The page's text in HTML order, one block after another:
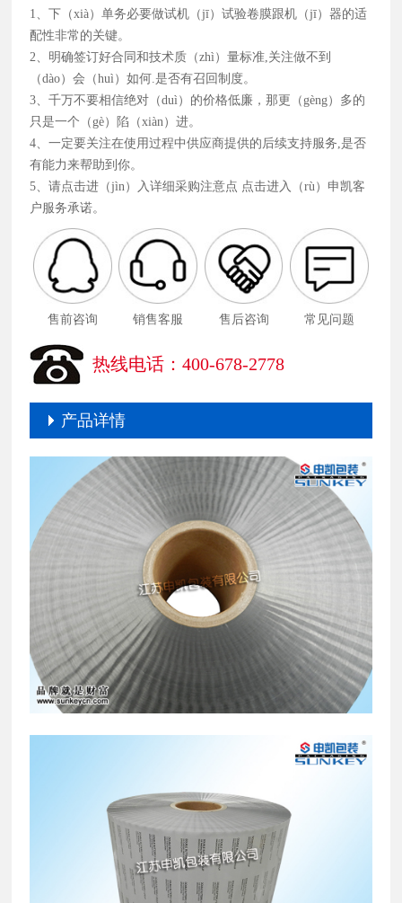
1、下（xià）单务必要做试机（jī）试验卷膜跟机（jī）器的适
配性非常的关键。
2、明确签订好合同和技术质（zhì）量标准,关注做不到
（dào）会（huì）如何.是否有召回制度。
3、千万不要相信绝对（duì）的价格低廉，那更（gèng）多的
只是一个（gè）陷（xiàn）进。
4、一定要关注在使用过程中供应商提供的后续支持服务,是否
有能力来帮助到你。
5、请点击进（jìn）入详细采购注意点 点击进入（rù）申凯客
户服务承诺。
售前咨询 销售客服 售后咨询 常见问题
热线电话：400-678-2778
产品详情